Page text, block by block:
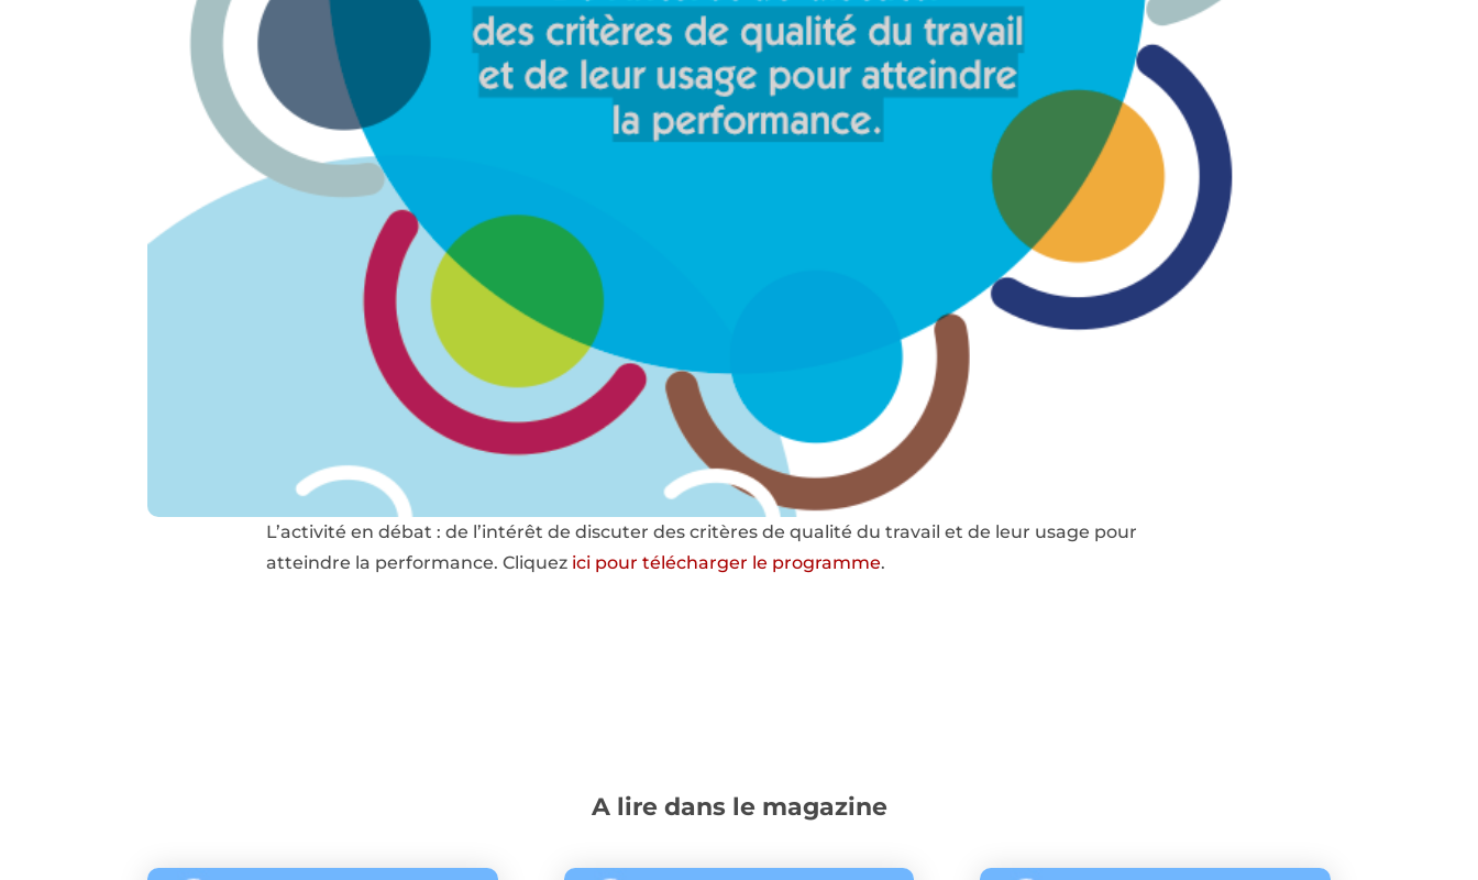
L’activité en débat : de l’intérêt de discuter des critères de qualité du travail et de leur usage pour
atteindre la performance. Cliquez ici pour télécharger le programme.
A lire dans le magazine